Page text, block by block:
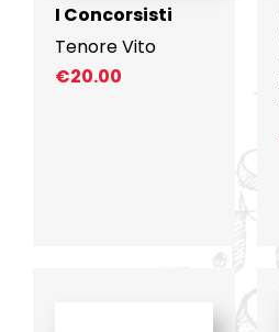
I Concorsisti
Tenore Vito
€20.00